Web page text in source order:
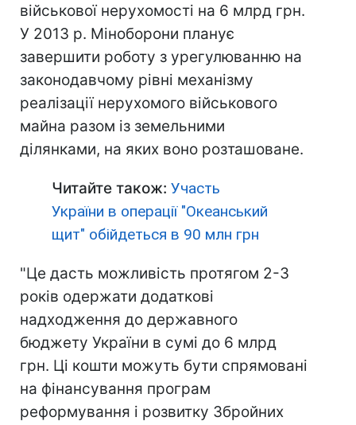
військової нерухомості на 6 млрд грн.
У 2013 р. Міноборони планує
завершити роботу з урегулюванню на
законодавчому рівні механізму
реалізації нерухомого військового
майна разом із земельними
ділянками, на яких воно розташоване.
Читайте також: Участь
України в операції "Океанський
щит" обійдеться в 90 млн грн
"Це дасть можливість протягом 2-3
років одержати додаткові
надходження до державного
бюджету України в сумі до 6 млрд
грн. Ці кошти можуть бути спрямовані
на фінансування програм
реформування і розвитку Збройних